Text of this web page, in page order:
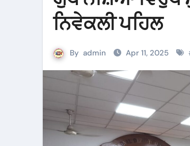
ਨਿਵੇਕਲੀ ਪਹਿਲ
By admin Apr 11, 2025